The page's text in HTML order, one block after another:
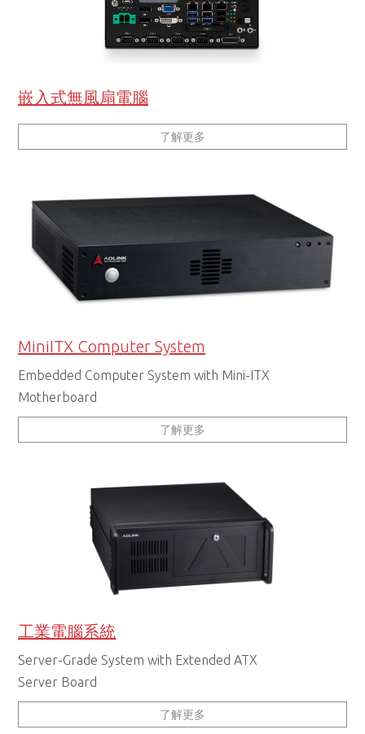
嵌入式無風扇電腦
了解更多
MiniITX Computer System
Embedded Computer System with Mini-ITX
Motherboard
了解更多
工業電腦系統
Server-Grade System with Extended ATX
Server Board
了解更多